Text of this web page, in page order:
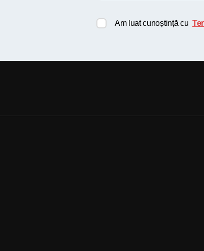
Am luat cunoștință cu